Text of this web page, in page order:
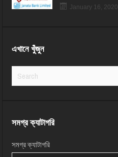
January 16, 2020
এখানে খুঁজুন
সমগ্র ক্যাটাগরি
সমগ্র ক্যাটাগরি